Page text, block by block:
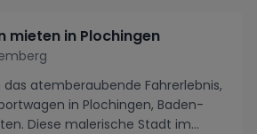
mieten in Plochingen
das atemberaubende Fahrerlebnis,
in Plochingen, Baden-
Diese malerische Stadt im